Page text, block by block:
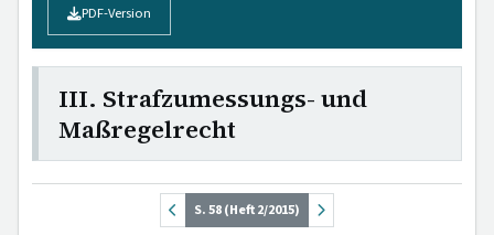
PDF-Version
III. Strafzumessungs- und
Maßregelrecht
S. 58 (Heft 2/2015)